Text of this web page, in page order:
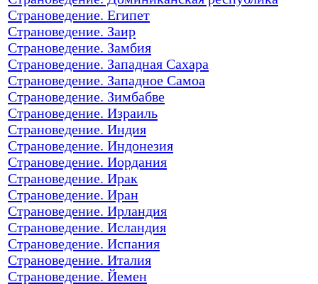
Страноведение. Египет
Страноведение. Заир
Страноведение. Замбия
Страноведение. Западная Сахара
Страноведение. Западное Самоа
Страноведение. Зимбабве
Страноведение. Израиль
Страноведение. Индия
Страноведение. Индонезия
Страноведение. Иордания
Страноведение. Ирак
Страноведение. Иран
Страноведение. Ирландия
Страноведение. Исландия
Страноведение. Испания
Страноведение. Италия
Страноведение. Йемен